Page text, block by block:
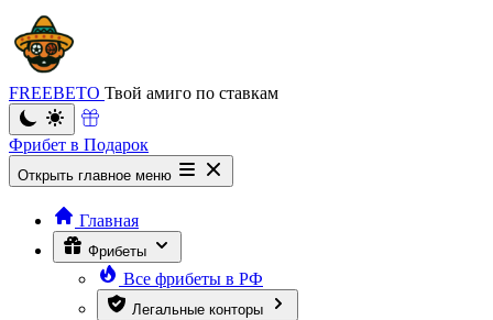
FREEBETO Твой амиго по ставкам
Фрибет в Подарок
Открыть главное меню
Главная
Фрибеты
Все фрибеты в РФ
Легальные конторы